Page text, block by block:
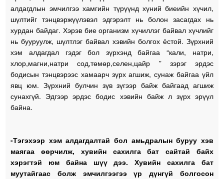
алдагдлын эмчилгээ хамгийн түрүүнд хүний биеийн хүчил,
шүлтийг тэнцвэржүүлэвэл эдгэрэлт нь болон засагдах нь
хурдан байдаг. Хэрэв бие организм хүчиллэг байвал хүчлийг
нь бууруулж, шүлтлэг байвал хэвийн болгох ёстой. Зүрхний
хэм алдагдал гэдэг бол зүрхэнд байгаа “кали, натри,
хлор,магни,натри сод,төмөр,селен,цайр ” зэрэг эрдэс
бодисын тэнцвэрээс хамаарч зүрх агшиж, сунаж байгаа үйл
явц юм. Зүрхний булчин зүв зүгээр байж байгаад агшиж
сунахгүй. Эдгээр эрдэс бодис хэвийн байж л зүрх эрүүл
байна.
-Тэгэхээр хэм алдагдалтай бол амьдралын буруу хэв
маягаа өөрчилж, хувийн сахилга бат сайтай байх
хэрэгтэй юм байна шүү дээ. Хувийн сахилга бат
муутайгаас болж эмчилгээгээ үр дүнгүй болгосон